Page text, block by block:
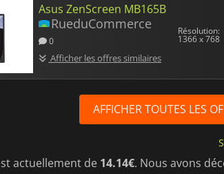
Asus ZenScreen MB165B
RueduCommerce
0
Afficher les offres similaires
Résolution:
1366 x 768
AFFICHER TOUTES LES
actuellement de 14.14€. Nous avons